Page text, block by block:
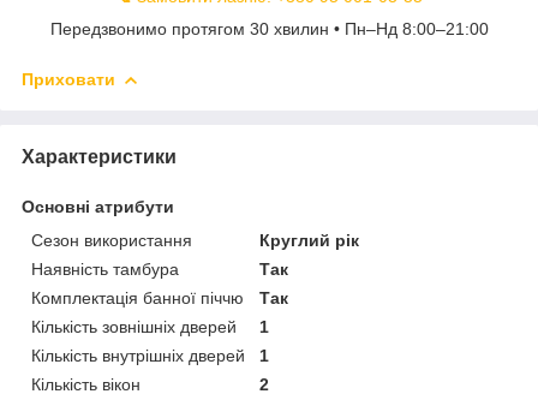
Передзвонимо протягом 30 хвилин • Пн–Нд 8:00–21:00
Приховати
Характеристики
Основні атрибути
Сезон використання
Круглий рік
Наявність тамбура
Так
Комплектація банної піччю
Так
Кількість зовнішніх дверей
1
Кількість внутрішніх дверей
1
Кількість вікон
2